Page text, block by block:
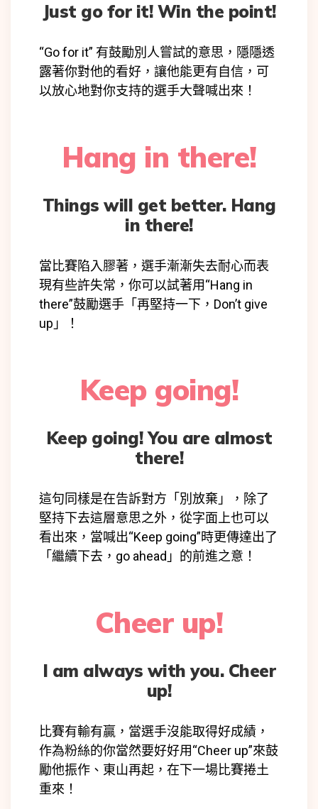
Just go for it! Win the point!
“Go for it” 有鼓勵別人嘗試的意思，隱隱透
露著你對他的看好，讓他能更有自信，可
以放心地對你支持的選手大聲喊出來！
Hang in there!
Things will get better. Hang
in there!
當比賽陷入膠著，選手漸漸失去耐心而表
現有些許失常，你可以試著用“Hang in
there”鼓勵選手「再堅持一下，Don’t give
up」！
Keep going!
Keep going! You are almost
there!
這句同樣是在告訴對方「別放棄」，除了
堅持下去這層意思之外，從字面上也可以
看出來，當喊出“Keep going”時更傳達出了
「繼續下去，go ahead」的前進之意！
Cheer up!
I am always with you. Cheer
up!
比賽有輸有贏，當選手沒能取得好成績，
作為粉絲的你當然要好好用“Cheer up”來鼓
勵他振作、東山再起，在下一場比賽捲土
重來！